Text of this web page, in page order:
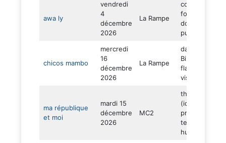
awa ly
vendredi
4
décembre
2026
La Rampe
concert (soul
folk – voyage
douceur –
puissance)
chicos mambo
mercredi
16
décembre
2026
La Rampe
danse
Bizet –
flamenco –
visuel – folie)
ma république
et moi
mardi 15
décembre
2026
MC2
théâtre
(identité –
préjugés –
tendresse-
humour)